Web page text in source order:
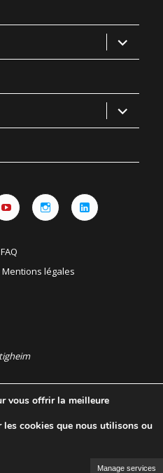
ouvrir
le
sous-
ouvrir
le
sous-
FAQ
Mentions légales
9h - 18h
8h - 19h
Attribution 4.0
vous offrir la meilleure
cookies que nous utilisons ou
Manage services